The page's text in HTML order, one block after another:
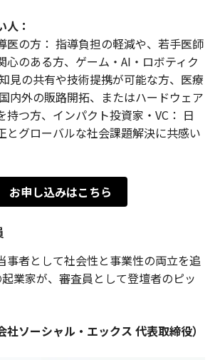
：
医の方： 指導負担の軽減や、若手医師
心のある方、ゲーム・AI・ロボティク
見の共有や技術提携が可能な方、医療
内外の販路開拓、またはハードウェア
持つ方、インパクト投資家・VC： 日
とグローバルな社会課題解決に共感い
お申し込みはこちら
事者として社会性と事業性の両立を追
業家が、審査員として登壇者のピッ
ソーシャル・エックス 代表取締役）